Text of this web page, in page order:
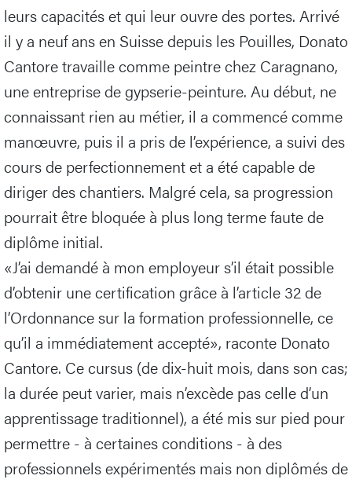
leurs capacités et qui leur ouvre des portes. Arrivé
il y a neuf ans en Suisse depuis les Pouilles, Donato
Cantore travaille comme peintre chez Caragnano,
une entreprise de gypserie-peinture. Au début, ne
connaissant rien au métier, il a commencé comme
manœuvre, puis il a pris de l’expérience, a suivi des
cours de perfectionnement et a été capable de
diriger des chantiers. Malgré cela, sa progression
pourrait être bloquée à plus long terme faute de
diplôme initial.
«J’ai demandé à mon employeur s’il était possible
d’obtenir une certification grâce à l’article 32 de
l’Ordonnance sur la formation professionnelle, ce
qu’il a immédiatement accepté», raconte Donato
Cantore. Ce cursus (de dix-huit mois, dans son cas;
la durée peut varier, mais n’excède pas celle d’un
apprentissage traditionnel), a été mis sur pied pour
permettre - à certaines conditions - à des
professionnels expérimentés mais non diplômés de